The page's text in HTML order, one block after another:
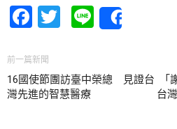
Facebook
Twitter
Line
前一篇新聞
16國使節團訪臺中榮總 見證台
灣先進的智慧醫療
台